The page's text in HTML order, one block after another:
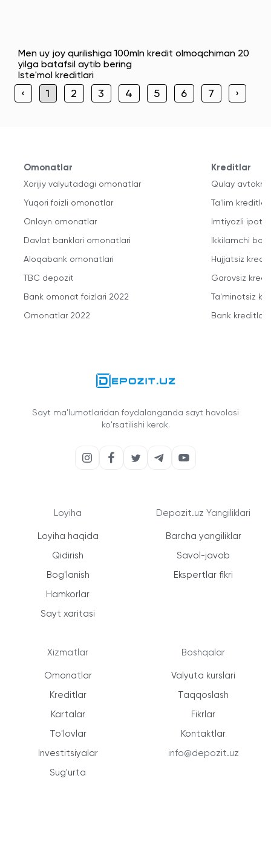
Men uy joy qurilishiga 100mln kredit olmoqchiman 20
yilga batafsil aytib bering
Iste'mol kreditlari
‹ 1 2 3 4 5 6 7 ›
Omonatlar
Xorijiy valyutadagi omonatlar
Yuqori foizli omonatlar
Onlayn omonatlar
Davlat banklari omonatlari
Aloqabank omonatlari
TBC depozit
Bank omonat foizlari 2022
Omonatlar 2022
Kreditlar
Qulay
Ta'lim kreditlari
Imtiyozli
Ikkilamchi
Hujjatsiz
Garovsiz
Ta'minotsiz
Bank kreditlari
Sayt ma'lumotlaridan foydalanganda sayt havolasi
ko'rsatilishi kerak.
Loyiha
Loyiha haqida
Qidirish
Bog'lanish
Hamkorlar
Sayt xaritasi
Xizmatlar
Omonatlar
Kreditlar
Kartalar
To'lovlar
Investitsiyalar
Sug'urta
Depozit.uz Yangiliklari
Barcha yangiliklar
Savol-javob
Ekspertlar fikri
Boshqalar
Valyuta kurslari
Taqqoslash
Fikrlar
Kontaktlar
info@depozit.uz